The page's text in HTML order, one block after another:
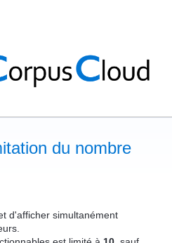
du nombre
d'afficher simultanément